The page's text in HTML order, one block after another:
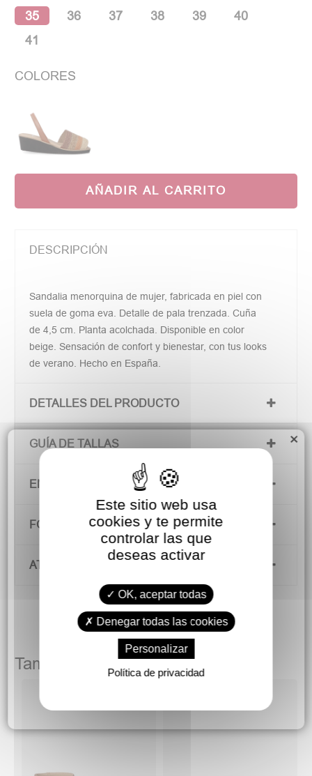
35 36 37 38 39
40
41
COLORES
AÑADIR AL CARRITO
DESCRIPCIÓN
Sandalia menorquina de mujer, fabricada en piel con
suela de goma eva. Detalle de pala trenzada. Cuña
de 4,5 cm. Planta acolchada. Disponible en color
beige. Sensación de confort y bienestar, con tus looks
de verano. Hecho en España.
DETALLES DEL PRODUCTO
GUÍA DE TALLAS
ENVÍOS Y DEVOLUCIONES
FORMAS DE PAGO
ATENCIÓN AL CLIENTE
También podría gustarte
×
Este sitio web usa
cookies y te permite
controlar las que
deseas activar
OK, aceptar todas
Denegar todas las cookies
Personalizar
Política de privacidad